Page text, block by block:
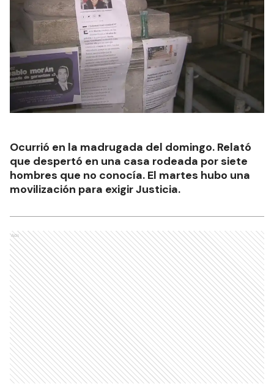
Ocurrió en la madrugada del domingo. Relató
que despertó en una casa rodeada por siete
hombres que no conocía. El martes hubo una
movilización para exigir Justicia.
Ads